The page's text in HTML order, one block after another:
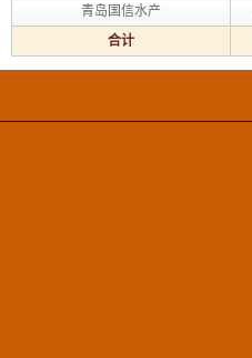
青岛国信水产
合计